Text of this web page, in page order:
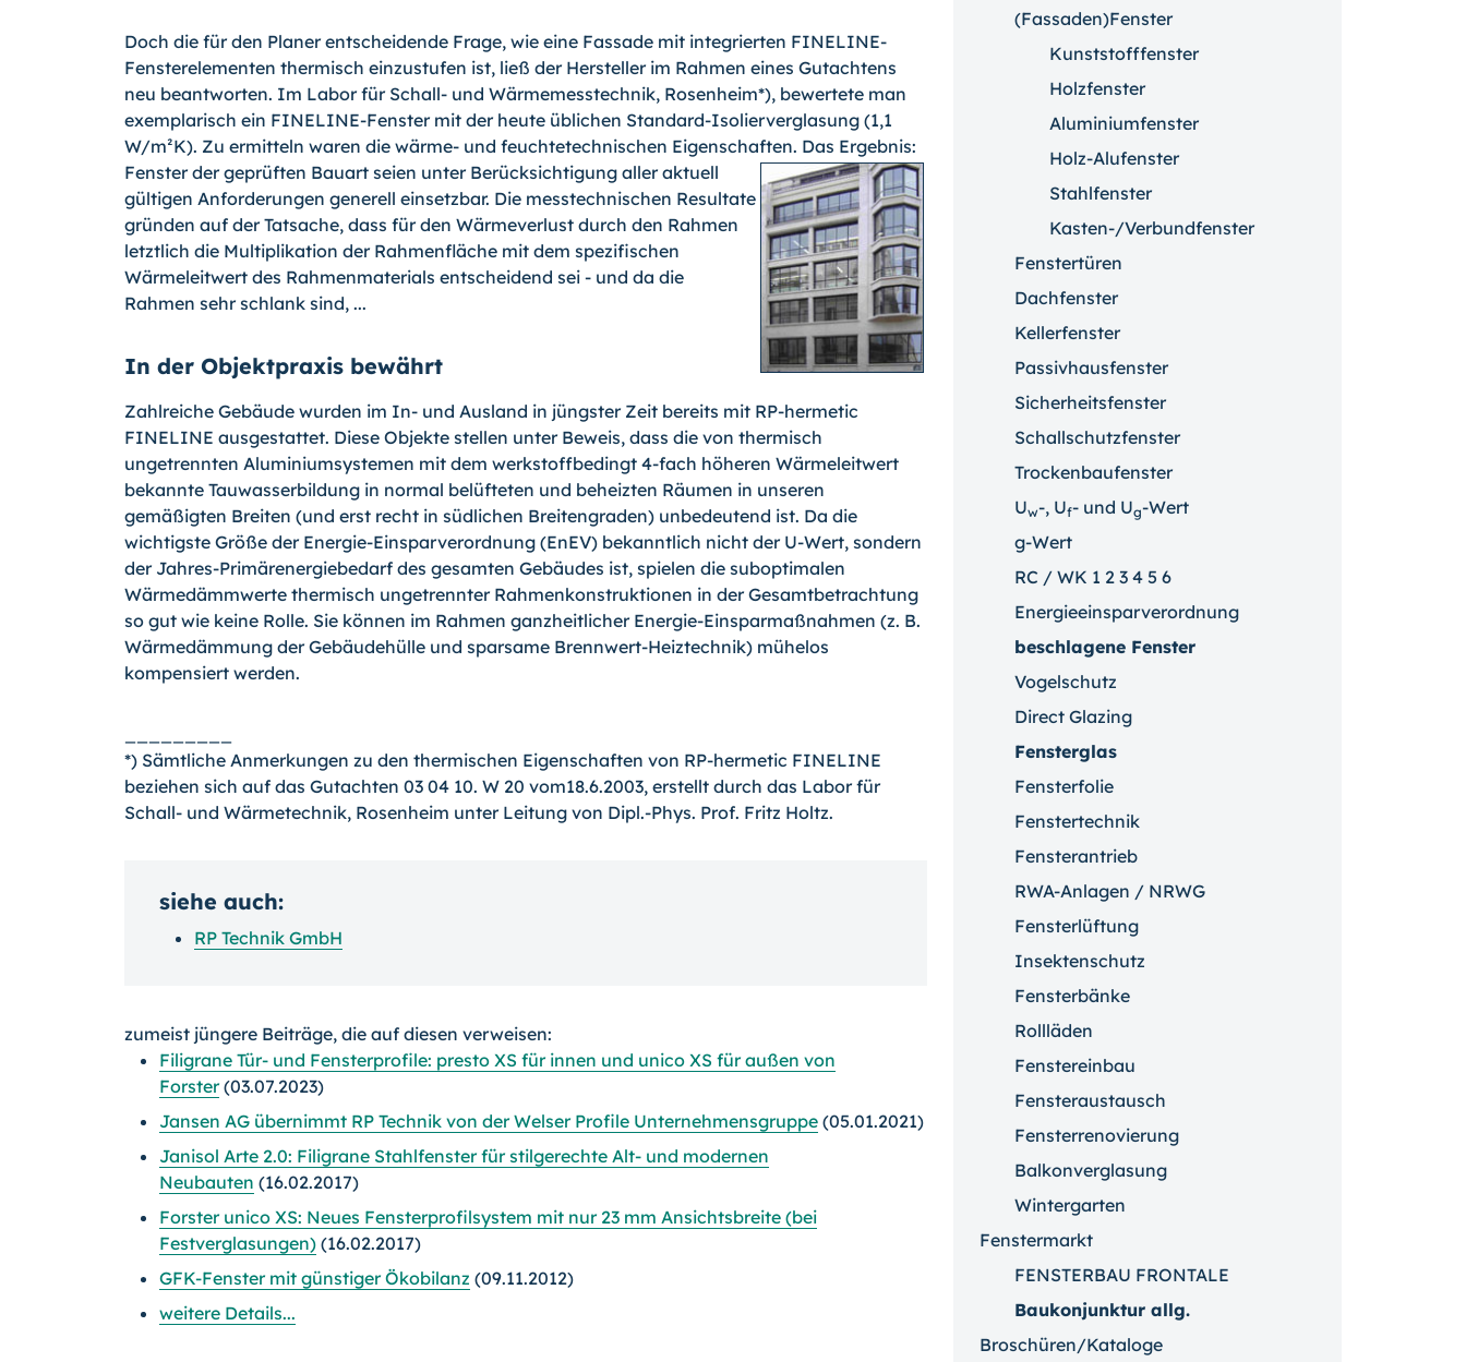
Doch die für den Planer entscheidende Frage, wie eine Fassade mit integrierten FINELINE-
Fensterelementen thermisch einzustufen ist, ließ der Hersteller im Rahmen eines Gutachtens
neu beantworten. Im Labor für Schall- und Wärmemesstechnik, Rosenheim*), bewertete man
exemplarisch ein FINELINE-Fenster mit der heute üblichen Standard-Isolierverglasung (1,1
W/m²K). Zu ermitteln waren die wärme- und feuchtetechnischen Eigenschaften. Das Ergebnis:
Fenster der geprüften Bauart seien unter Berücksichtigung aller aktuell
gültigen Anforderungen generell einsetzbar. Die messtechnischen Resultate
gründen auf der Tatsache, dass für den Wärmeverlust durch den Rahmen
letztlich die Multiplikation der Rahmenfläche mit dem spezifischen
Wärmeleitwert des Rahmenmaterials entscheidend sei - und da die
Rahmen sehr schlank sind, ...
In der Objektpraxis bewährt
Zahlreiche Gebäude wurden im In- und Ausland in jüngster Zeit bereits mit RP-hermetic
FINELINE ausgestattet. Diese Objekte stellen unter Beweis, dass die von thermisch
ungetrennten Aluminiumsystemen mit dem werkstoffbedingt 4-fach höheren Wärmeleitwert
bekannte Tauwasserbildung in normal belüfteten und beheizten Räumen in unseren
gemäßigten Breiten (und erst recht in südlichen Breitengraden) unbedeutend ist. Da die
wichtigste Größe der Energie-Einsparverordnung (EnEV) bekanntlich nicht der U-Wert, sondern
der Jahres-Primärenergiebedarf des gesamten Gebäudes ist, spielen die suboptimalen
Wärmedämmwerte thermisch ungetrennter Rahmenkonstruktionen in der Gesamtbetrachtung
so gut wie keine Rolle. Sie können im Rahmen ganzheitlicher Energie-Einsparmaßnahmen (z. B.
Wärmedämmung der Gebäudehülle und sparsame Brennwert-Heiztechnik) mühelos
kompensiert werden.
*) Sämtliche Anmerkungen zu den thermischen Eigenschaften von RP-hermetic FINELINE
beziehen sich auf das Gutachten 03 04 10. W 20 vom18.6.2003, erstellt durch das Labor für
Schall- und Wärmetechnik, Rosenheim unter Leitung von Dipl.-Phys. Prof. Fritz Holtz.
siehe auch:
RP Technik GmbH
zumeist jüngere Beiträge, die auf diesen verweisen:
Filigrane Tür- und Fensterprofile: presto XS für innen und unico XS für außen von
Forster(03.07.2023)
Jansen AG übernimmt RP Technik von der Welser Profile Unternehmensgruppe (05.01.2021)
Janisol Arte 2.0: Filigrane Stahlfenster für stilgerechte Alt- und modernen
Neubauten (16.02.2017)
Forster unico XS: Neues Fensterprofilsystem mit nur 23 mm Ansichtsbreite (bei
Festverglasungen) (16.02.2017)
GFK-Fenster mit günstiger Ökobilanz (09.11.2012)
weitere Details...
(Fassaden)Fenster
Kunststofffenster
Holzfenster
Aluminiumfenster
Holz-Alufenster
Stahlfenster
Kasten-/Verbundfenster
Fenstertüren
Dachfenster
Kellerfenster
Passivhausfenster
Sicherheitsfenster
Schallschutzfenster
Trockenbaufenster
Uw-, Uf- und Ug-Wert
g-Wert
RC / WK 1 2 3 4 5 6
Energieeinsparverordnung
beschlagene Fenster
Vogelschutz
Direct Glazing
Fensterglas
Fensterfolie
Fenstertechnik
Fensterantrieb
RWA-Anlagen / NRWG
Fensterlüftung
Insektenschutz
Fensterbänke
Rollläden
Fenstereinbau
Fensteraustausch
Fensterrenovierung
Balkonverglasung
Wintergarten
Fenstermarkt
FENSTERBAU FRONTALE
Baukonjunktur allg.
Broschüren/Kataloge